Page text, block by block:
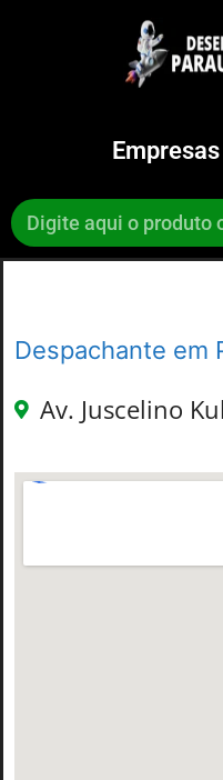
Despachante em
Av. Juscelino